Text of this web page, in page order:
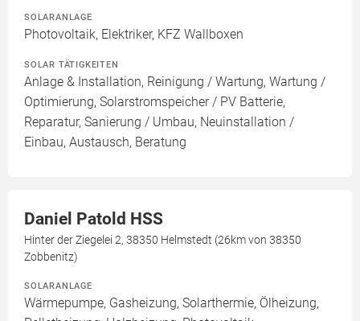
SOLARANLAGE
Photovoltaik, Elektriker, KFZ Wallboxen
SOLAR TÄTIGKEITEN
Anlage & Installation, Reinigung / Wartung, Wartung /
Optimierung, Solarstromspeicher / PV Batterie,
Reparatur, Sanierung / Umbau, Neuinstallation /
Einbau, Austausch, Beratung
Daniel Patold HSS
Hinter der Ziegelei 2, 38350 Helmstedt (26km von 38350
Zobbenitz)
SOLARANLAGE
Wärmepumpe, Gasheizung, Solarthermie, Ölheizung,